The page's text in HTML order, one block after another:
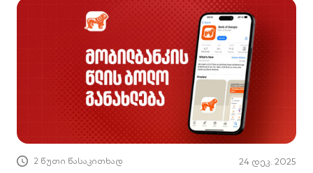
ერთად საუკეთესო შეთავაზებები მოვამზადეთ
ბავშვებისთვის. 📢 გაითვალისწინეთ:
თითოეული შეთავაზება მოქმედებს მხოლოდ
მითითებულ პერიოდში და ქეშბექის მისაღებად
აუცილებელია მისი წინასწარ გააქტიურება
sCoolApp-ში. ახალი თავგადასავლებისთვის
სამაგიდო თამაშები ლოგიკური აზროვნების
გასავითარებლად და
2 წუთი წასაკითხად 24 დეკ. 2025